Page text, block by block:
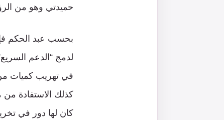
حميدتي وهو من
بحسب عبد الحكم
لدمج “الدعم
في تهريب كميات
كذلك الاستفادة من
كان لها دور في